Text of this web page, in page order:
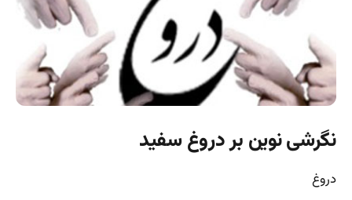
نگرشی نوین بر دروغ سفید
دروغ